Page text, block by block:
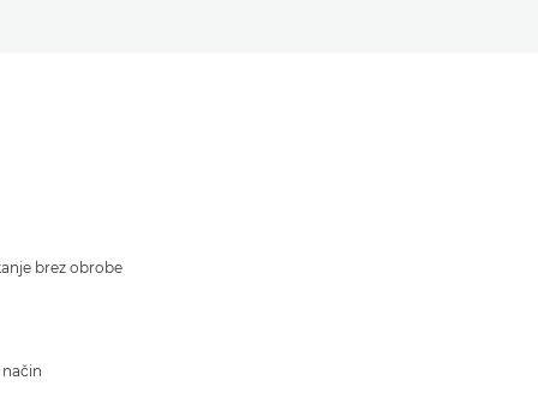
brez obrobe
način